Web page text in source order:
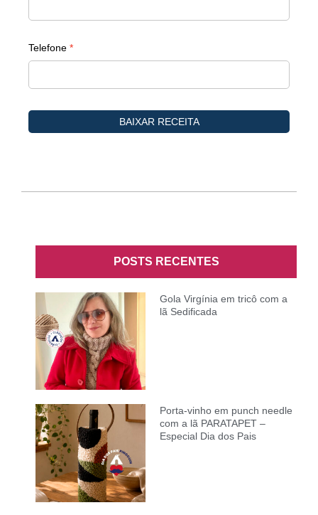
POSTS RECENTES
Gola Virgínia em tricô com a
lã Sedificada
Porta-vinho em punch needle
com a lã PARATAPET –
Especial Dia dos Pais